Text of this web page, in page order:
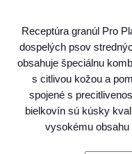
Receptúra granúl Pro
dospelých psov
obsahuje špeciálnu
s citlivou kožou a
spojené s
bielkovín sú kúsky
vysokému